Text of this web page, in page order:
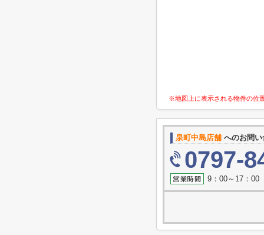
※地図上に表示される物件の位
泉町中島店舗 へのお問
0797-
9：00～17：00